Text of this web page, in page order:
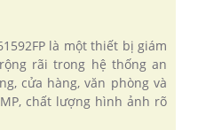
là một thiết bị giám
rãi trong hệ thống an
cửa hàng, văn phòng và
chất lượng hình ảnh rõ